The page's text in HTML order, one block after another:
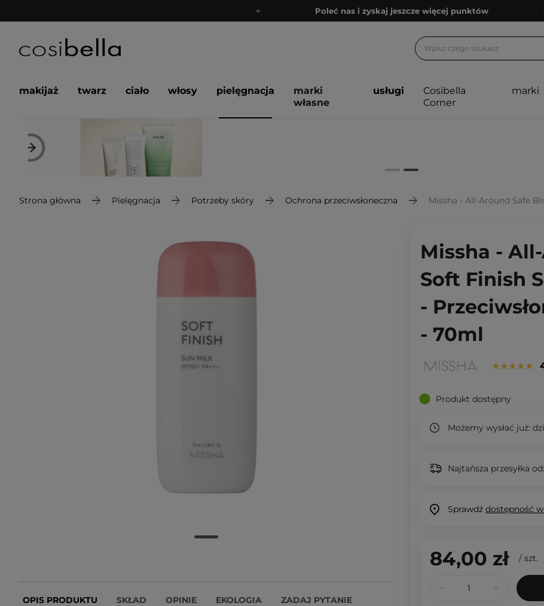
Poleć nas i zyskaj jeszcze więcej punktów
Bezpłatne konsultacje kosmetologiczne
Poleć nas i zyskaj jeszcze więcej punktów
makijaż twarz ciało włosy pielęgnacja
marki
własne
usługi
Cosibella
Corner
marki
Strona główna Pielęgnacja Potrzeby skóry Ochrona przeciwsłoneczna Missha - All-Around Safe Block
OPIS PRODUKTU SKŁAD OPINIE EKOLOGIA ZADAJ PYTANIE
Missha -
Soft Finish
-
- 70ml
Produkt dostępny
Możemy wysłać już:
Najtańsza przesyłka
Sprawdź dostępność
84,00 zł / szt.